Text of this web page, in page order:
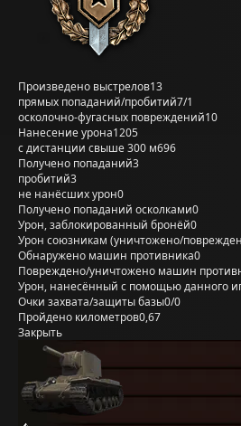
Произведено выстрелов13
прямых попаданий/пробитий7/1
осколочно-фугасных повреждений10
Нанесение урона1205
с дистанции свыше 300 м696
Получено попаданий3
пробитий3
не нанёсших урон0
Получено попаданий осколками0
Урон, заблокированный бронёй0
Урон союзникам (уничтожено/
Обнаружено машин противника0
Повреждено/уничтожено машин
Урон, нанесённый с помощью данного
Очки захвата/защиты базы0/0
Пройдено километров0,67
Закрыть